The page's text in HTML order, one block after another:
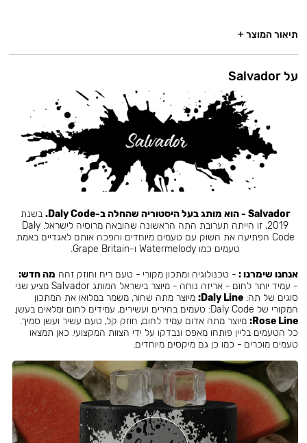
תיאור המוצר +
על Salvador
Salvador - הוא מותג בעל היסטוריה שהחלה ב-Daly Code.
בשנת
2019, זו הייתה תערובת התה הראשונה שהובאה מרוסיה לישראל. Daly
Code הפתיעה את השוק עם טעמים מיוחדים והפכה אותם לאגדיים באמת.
טעמים כמו Watermelody ו-Grape Britain.
אנחנו שימרנו : - טכנולוגיה ומתכון מקורי - טעם ריח וחוזק זהה מה חדש:
- עמיד יותר לחום - אריזה נוחה - מיוצר בישראל המותג Salvador מציע שני
סוגים של תה:Daly Line: מיוצר מתה שחור, משמר במלואו את המתכון
המקורי של Daly Code: טעמים בהירים ועשירים, עמידים לחום ומלאים בעשן.
Rose Line: מיוצר מתה אדום עמיד לחום, חוזק קל, טעם עשיר ועשן סמיך.
כל הטעמים בליין פותחו מאפס ונבדקו על ידי הצוות המקצועי. כאן תמצאו
טעמים מוכרים - כמו כן גם מיקסים מיוחדים.